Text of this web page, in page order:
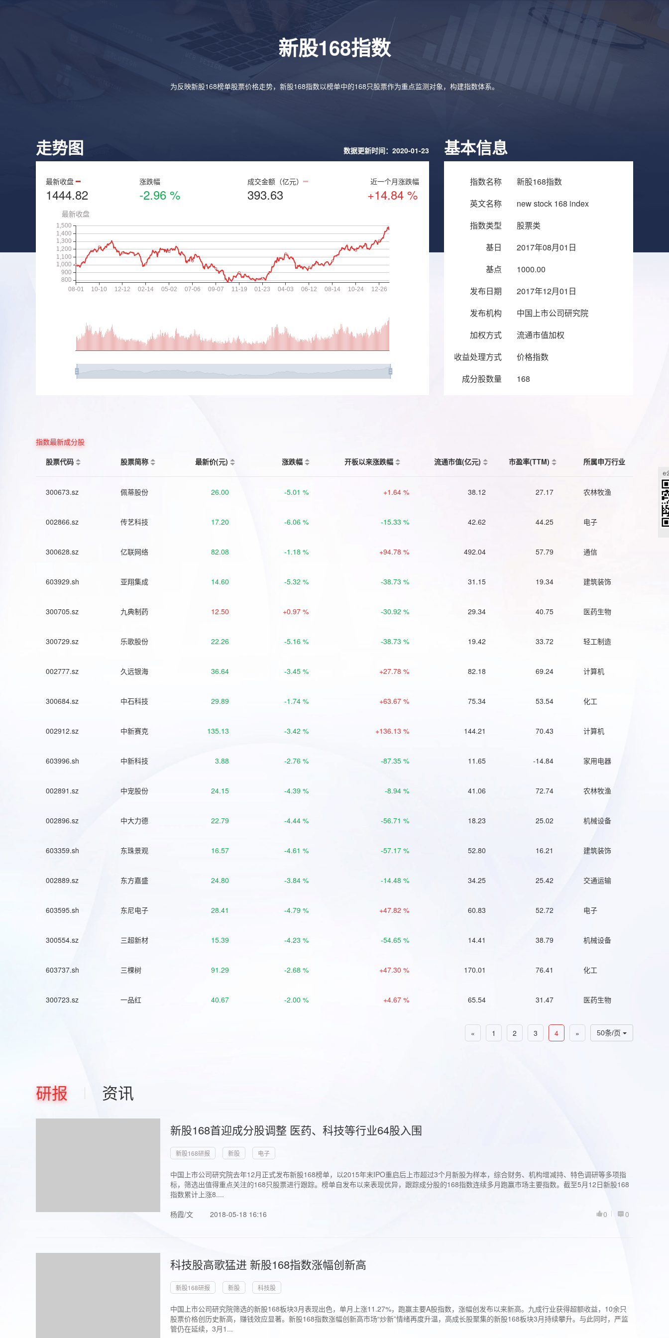
新股168指数
为反映新股168榜单股票价格走势，新股168指数以榜单中的168只股票作为重点监测对象，构建指数体系。
走势图 数据更新时间：2020-01-23
最新收盘
1444.82
涨跌幅
-2.96 %
成交金额（亿元）
393.63
近一个月涨跌幅
+14.84 %
基本信息
指数名称
新股168指数
英文名称
new stock 168 index
指数类型
股票类
基日
2017年08月01日
基点
1000.00
发布日期
2017年12月01日
发布机构
中国上市公司研究院
加权方式
流通市值加权
收益处理方式
价格指数
成分股数量
168
指数最新成分股
股票代码
股票简称 最新价(元) 涨跌幅 开板以来涨跌幅 流通市值(亿元) 市盈率(TTM) 所属申万行业
300673.sz 佩蒂股份 26.00 -5.01 % +1.64 % 38.12 27.17 农林牧渔
002866.sz 传艺科技 17.20 -6.06 % -15.33 % 42.62 44.25 电子
300628.sz 亿联网络 82.08 -1.18 % +94.78 % 492.04 57.79 通信
603929.sh 亚翔集成 14.60 -5.32 % -38.73 % 31.15 19.34 建筑装饰
300705.sz 九典制药 12.50 +0.97 % -30.92 % 29.34 40.75 医药生物
300729.sz 乐歌股份 22.26 -5.16 % -38.73 % 19.42 33.72 轻工制造
002777.sz 久远银海 36.64 -3.45 % +27.78 % 82.18 69.24 计算机
300684.sz 中石科技 29.89 -1.74 % +63.67 % 75.34 53.54 化工
002912.sz 中新赛克 135.13 -3.42 % +136.13 % 144.21 70.43 计算机
603996.sh 中新科技 3.88 -2.76 % -87.35 % 11.65 -14.84 家用电器
002891.sz 中宠股份 24.15 -4.39 % -8.94 % 41.06 72.74 农林牧渔
002896.sz 中大力德 22.79 -4.44 % -56.71 % 18.23 25.02 机械设备
603359.sh 东珠景观 16.57 -4.61 % -57.17 % 52.80 16.21 建筑装饰
002889.sz 东方嘉盛 24.80 -3.84 % -14.48 % 34.25 25.42 交通运输
603595.sh 东尼电子 28.41 -4.79 % +47.82 % 60.83 52.72 电子
300554.sz 三超新材 15.39 -4.23 % -54.65 % 14.41 38.79 机械设备
603737.sh 三棵树 91.29 -2.68 % +47.30 % 170.01 76.41 化工
300723.sz 一品红 40.67 -2.00 % +4.67 % 65.54 31.47 医药生物
50条/页
« 1 2 3 4 »
研报 资讯
新股168首迎成分股调整 医药、科技等行业64股入围
新股168研报 新股 电子
中国上市公司研究院去年12月正式发布新股168榜单，以2015年末IPO重启后上市超过3个月新股为样本，综合财务、机构增减持、特色调研等多项指
标，筛选出值得重点关注的168只股票进行跟踪。榜单自发布以来表现优异，跟踪成分股的168指数连续多月跑赢市场主要指数。截至5月12日新股168
指数累计上涨8....
杨霞/文
2018-05-18 16:16 0
0
科技股高歌猛进 新股168指数涨幅创新高
新股168研报 新股 科技股
中国上市公司研究院筛选的新股168板块3月表现出色，单月上涨11.27%，跑赢主要A股指数，涨幅创发布以来新高。九成行业获得超额收益，10余只
股票价格创历史新高，赚钱效应显著。新股168指数涨幅创新高市场“炒新”情绪再度升温，高成长股聚集的新股168板块3月持续攀升。与此同时，严监
管仍在延续，3月1...